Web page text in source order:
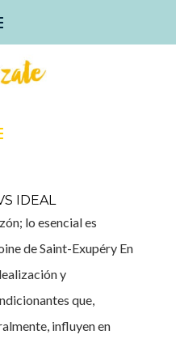
IDEAL
lo esencial es
de Saint-Exupéry En
y
que,
influyen en